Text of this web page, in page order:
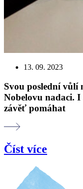
13. 09. 2023
Svou poslední vůlí
Nobelovu nadaci. I
závěť pomáhat
Číst více